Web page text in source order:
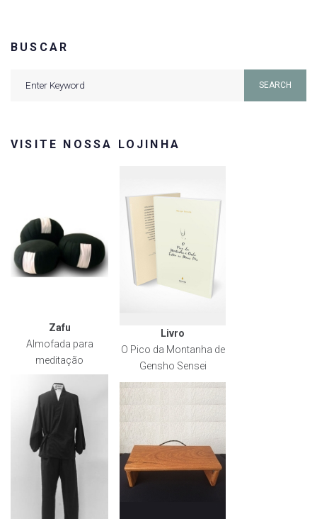
BUSCAR
SEARCH
VISITE NOSSA LOJINHA
Zafu
Almofada para
meditação
Livro
O Pico da Montanha de
Gensho Sensei